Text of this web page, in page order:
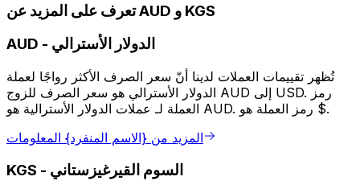
تعرف على المزيد عن AUD و KGS
AUD - الدولار الأسترالي
تُظهر تقييمات العملات لدينا أنّ سعر الصرف الأكثر رواجًا لعملة
الدولار الأسترالي هو سعر الصرف للزوج AUD إلى USD. رمز
العملة لـ عملات الدولار الأسترالية هو AUD. رمز العملة هو $.
المزيد من {الاسم المنفرد} المعلومات
KGS - السوم القيرغيزستاني